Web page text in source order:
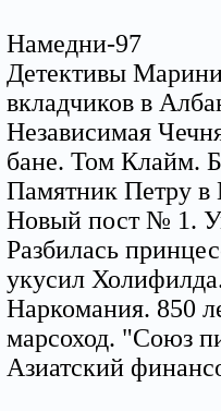
Намедни-97
Детективы
вкладчиков в
Независимая
бане. Том Клайм.
Памятник Петру
Новый пост № 1.
Разбилась
укусил
Наркомания. 850
марсоход. "Союз
Азиатский